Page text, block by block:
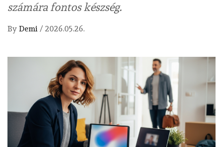
számára fontos készség.
By Demi / 2026.05.26.